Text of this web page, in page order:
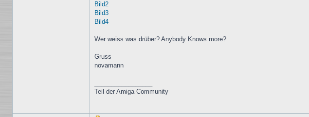
Bild2
Bild3
Bild4
Wer weiss was drüber? Anybody Knows more?
Gruss
novamann
Teil der Amiga-Community